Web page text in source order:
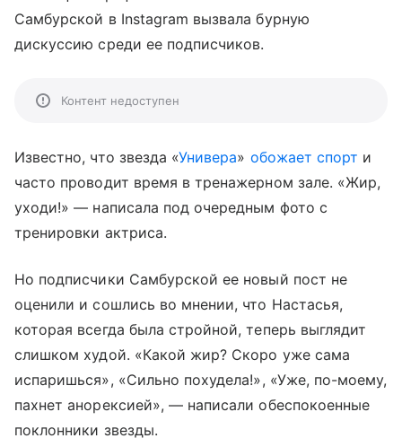
Самбурской в Instagram вызвала бурную
дискуссию среди ее подписчиков.
Контент недоступен
Известно, что звезда «Универа» обожает спорт и
часто проводит время в тренажерном зале. «Жир,
уходи!» — написала под очередным фото с
тренировки актриса.
Но подписчики Самбурской ее новый пост не
оценили и сошлись во мнении, что Настасья,
которая всегда была стройной, теперь выглядит
слишком худой. «Какой жир? Скоро уже сама
испаришься», «Сильно похудела!», «Уже, по-моему,
пахнет анорексией», — написали обеспокоенные
поклонники звезды.